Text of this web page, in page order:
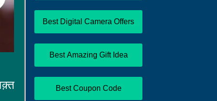
Best Digital Camera Offers
Best Amazing Gift Idea
Best Coupon Code